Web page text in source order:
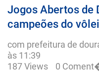
Jogos Abertos de
campeões do
com prefeitura de
às 11:39
187 Views
0